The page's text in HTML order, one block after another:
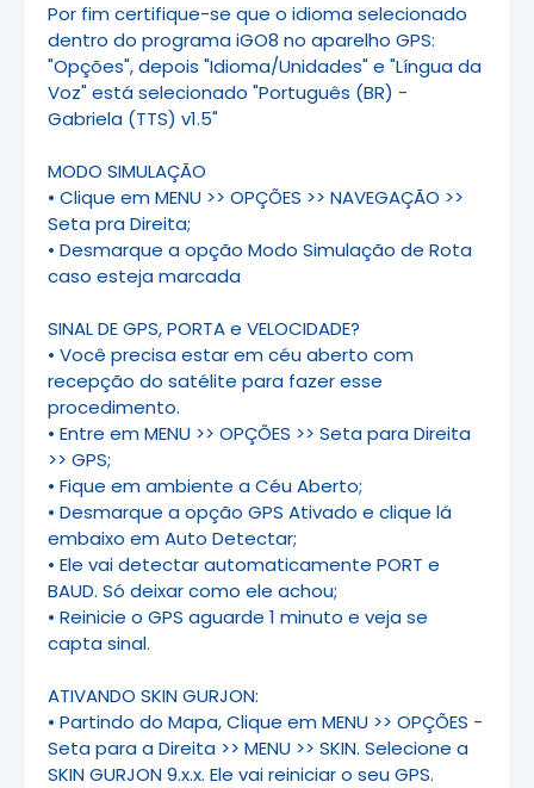
Por fim certifique-se que o idioma selecionado
dentro do programa iGO8 no aparelho GPS:
"Opções", depois "Idioma/Unidades" e "Língua da
Voz" está selecionado "Português (BR) -
Gabriela (TTS) v1.5"
MODO SIMULAÇÃO
• Clique em MENU >> OPÇÕES >> NAVEGAÇÃO >>
Seta pra Direita;
• Desmarque a opção Modo Simulação de Rota
caso esteja marcada
SINAL DE GPS, PORTA e VELOCIDADE?
• Você precisa estar em céu aberto com
recepção do satélite para fazer esse
procedimento.
• Entre em MENU >> OPÇÕES >> Seta para Direita
>> GPS;
• Fique em ambiente a Céu Aberto;
• Desmarque a opção GPS Ativado e clique lá
embaixo em Auto Detectar;
• Ele vai detectar automaticamente PORT e
BAUD. Só deixar como ele achou;
• Reinicie o GPS aguarde 1 minuto e veja se
capta sinal.
ATIVANDO SKIN GURJON:
• Partindo do Mapa, Clique em MENU >> OPÇÕES -
Seta para a Direita >> MENU >> SKIN. Selecione a
SKIN GURJON 9.x.x. Ele vai reiniciar o seu GPS.